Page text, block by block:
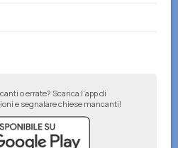
o errate? Scarica l'app di
e segnalare chiese mancanti!